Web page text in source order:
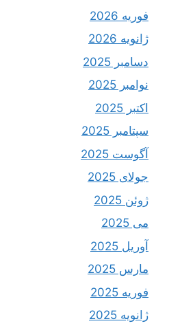
فوریه 2026
ژانویه 2026
دسامبر 2025
نوامبر 2025
اکتبر 2025
سپتامبر 2025
آگوست 2025
جولای 2025
ژوئن 2025
می 2025
آوریل 2025
مارس 2025
فوریه 2025
ژانویه 2025